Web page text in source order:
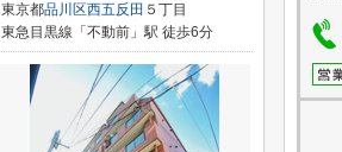
東京都品川区西五反田 ５丁目
東急目黒線「不動前」駅 徒歩6分